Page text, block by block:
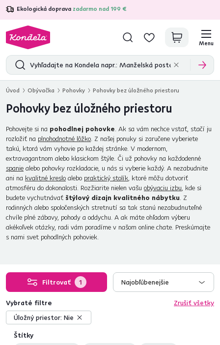
Ekologická doprava zadarmo nad 199 €
4,7 31 211overených produktových recenzií
Menu
Úvod Obývačka Pohovky Pohovky bez úložného priestoru
Pohovky bez úložného priestoru
Pohovejte si na pohodlnej pohovke. Ak sa vám nechce vstať, stačí ju
rozložiť na plnohodnotné lôžko. Z našej ponuky si zaručene vyberiete
takú, ktorá vám vyhovie po každej stránke. V modernom,
extravagantnom alebo klasickom štýle. Či už pohovky na každodenné
spanie alebo pohovky rozkladacie, u nás si vyberie každý. A nezabudnite
ani na kvalitné kreslo alebo praktický stolík, ktoré môžu dotvoriť
atmosféru do dokonalosti. Rozžiarite nielen vašu obývaciu izbu, kde si
budete vychutnávať štýlový dizajn kvalitného nábytku. Z
rodinných alebo spoločenských stretnutí sa tak stanú nezabudnuteľné
chvíle plné zábavy, pohody a oddychu. A ak máte ohľadom výberu
akékoľvek otázky, radi vám poradíme v našom online chate. Preskúmajte
s nami svet pohodlných pohoviek.
Filtrovať 1 Najobľúbenejšie
Štítky
Vybraté filtre
Zrušiť všetky
Úložný priestor: Nie